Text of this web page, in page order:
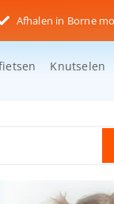
Afhalen in Borne
Knutselen